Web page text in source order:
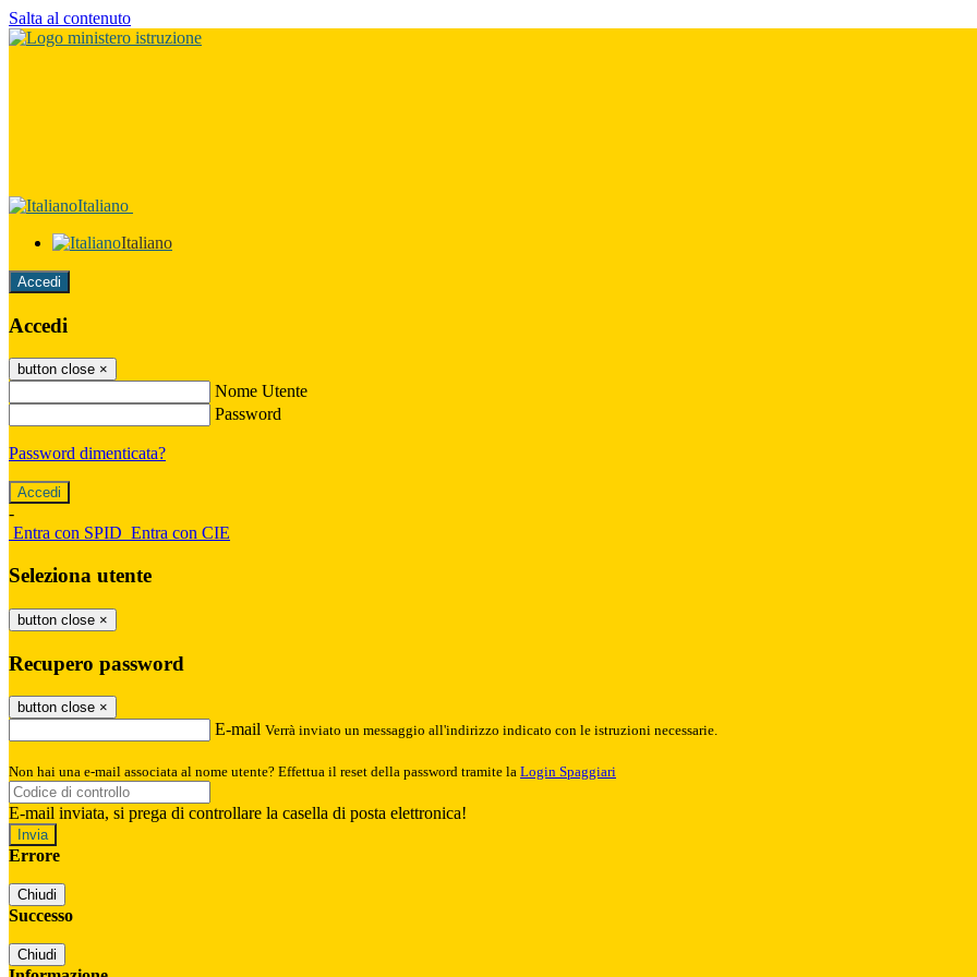
Salta al contenuto
Italiano
Italiano
Accedi
Accedi
button close ×
Nome Utente
Password
Password dimenticata?
-
Entra con SPID Entra con CIE
Seleziona utente
button close ×
Recupero password
button close ×
E-mail Verrà inviato un messaggio all'indirizzo indicato con le istruzioni necessarie.
Non hai una e-mail associata al nome utente? Effettua il reset della password tramite la Login Spaggiari
E-mail inviata, si prega di controllare la casella di posta elettronica!
Errore
Chiudi
Successo
Chiudi